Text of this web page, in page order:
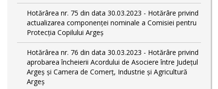
Hotărârea nr. 75 din data 30.03.2023 - Hotărâre privind
actualizarea componenței nominale a Comisiei pentru
Protecția Copilului Argeș
Hotărârea nr. 76 din data 30.03.2023 - Hotărâre privind
aprobarea încheierii Acordului de Asociere între Județul
Argeș și Camera de Comerț, Industrie și Agricultură
Argeș